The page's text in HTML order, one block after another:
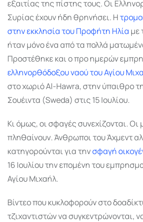
εξαιτίας της πίστης τους. Οι
Συρίας έχουν ήδη θρηνήσει. Η
στην εκκλησία του Προφήτη Ηλία με
ήταν μόνο ένα από τα πολλά
Προστέθηκε και ο προ ημερών
ελληνορθόδοξου ναού του Αγίου
στο χωριό Al-Hawra, στην ύπαιθρο
Σουέιντα (Sweda) στις 15 Ιουλίου.
Κι όμως, οι σφαγές συνεχίζονται. Οι
πληθαίνουν. Άνθρωποι του Άχμεντ
κατηγορούνται για τηνσφαγή
16 Ιουλίου την επομένη του
Αγίου Μιχαήλ.
Βίντεο που κυκλοφορούν στο
τζιχαντιστών να συγκεντρώνονται,